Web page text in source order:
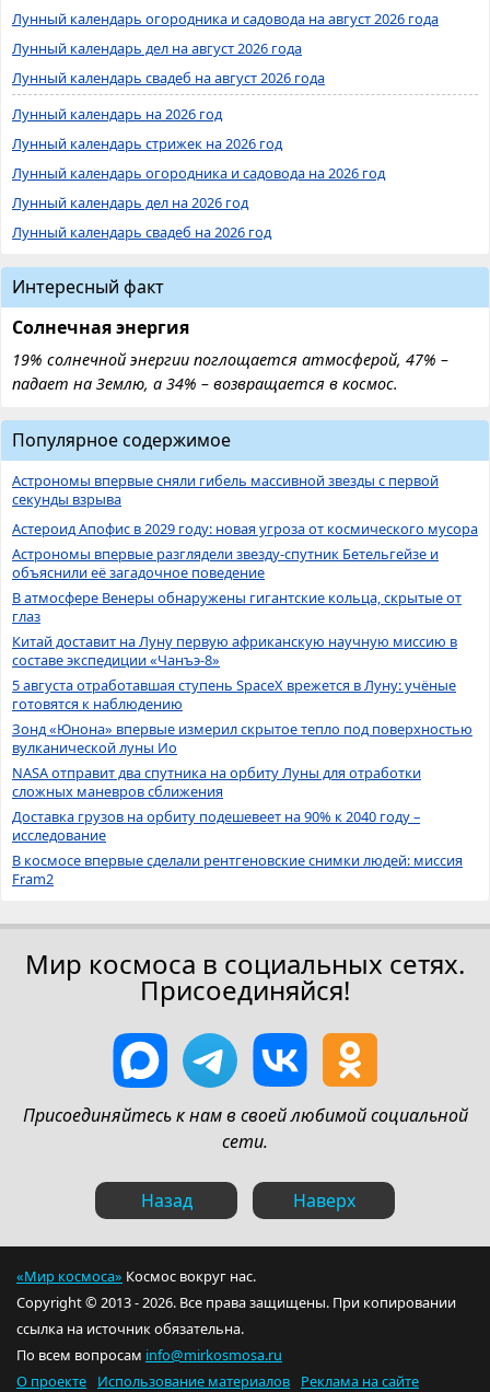
Лунный календарь огородника и садовода на август 2026 года
Лунный календарь дел на август 2026 года
Лунный календарь свадеб на август 2026 года
Лунный календарь на 2026 год
Лунный календарь стрижек на 2026 год
Лунный календарь огородника и садовода на 2026 год
Лунный календарь дел на 2026 год
Лунный календарь свадеб на 2026 год
Интересный факт
Солнечная энергия
19% солнечной энергии поглощается атмосферой, 47% –
падает на Землю, а 34% – возвращается в космос.
Популярное содержимое
Астрономы впервые сняли гибель массивной звезды с первой
секунды взрыва
Астероид Апофис в 2029 году: новая угроза от космического мусора
Астрономы впервые разглядели звезду-спутник Бетельгейзе и
объяснили её загадочное поведение
В атмосфере Венеры обнаружены гигантские кольца, скрытые от
глаз
Китай доставит на Луну первую африканскую научную миссию в
составе экспедиции «Чанъэ-8»
5 августа отработавшая ступень SpaceX врежется в Луну: учёные
готовятся к наблюдению
Зонд «Юнона» впервые измерил скрытое тепло под поверхностью
вулканической луны Ио
NASA отправит два спутника на орбиту Луны для отработки
сложных маневров сближения
Доставка грузов на орбиту подешевеет на 90% к 2040 году –
исследование
В космосе впервые сделали рентгеновские снимки людей: миссия
Fram2
Мир космоса в социальных сетях.
Присоединяйся!
Присоединяйтесь к нам в своей любимой социальной
сети.
Назад Наверх
«Мир космоса» Космос вокруг нас.
Copyright © 2013 - 2026. Все права защищены. При копировании
ссылка на источник обязательна.
По всем вопросам info@mirkosmosa.ru
О проекте
Использование материалов Реклама на сайте